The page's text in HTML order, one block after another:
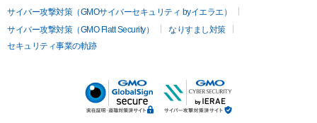
サイバー攻撃対策（GMOサイバーセキュリティ byイエラエ）
サイバー攻撃対策（GMO Flatt Security）
なりすまし対策
セキュリティ事業の軌跡